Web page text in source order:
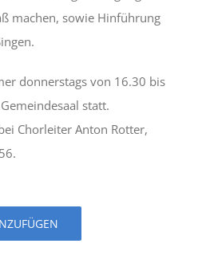
machen, sowie Hinführung
donnerstags von 16.30 bis
statt.
Chorleiter Anton Rotter,